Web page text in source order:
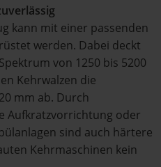
kann mit einer passenden
werden. Dabei deckt
von 1250 bis 5200
Kehrwalzen die
mm ab. Durch
Aufkratzvorrichtung oder
sind auch härtere
Kehrmaschinen kein